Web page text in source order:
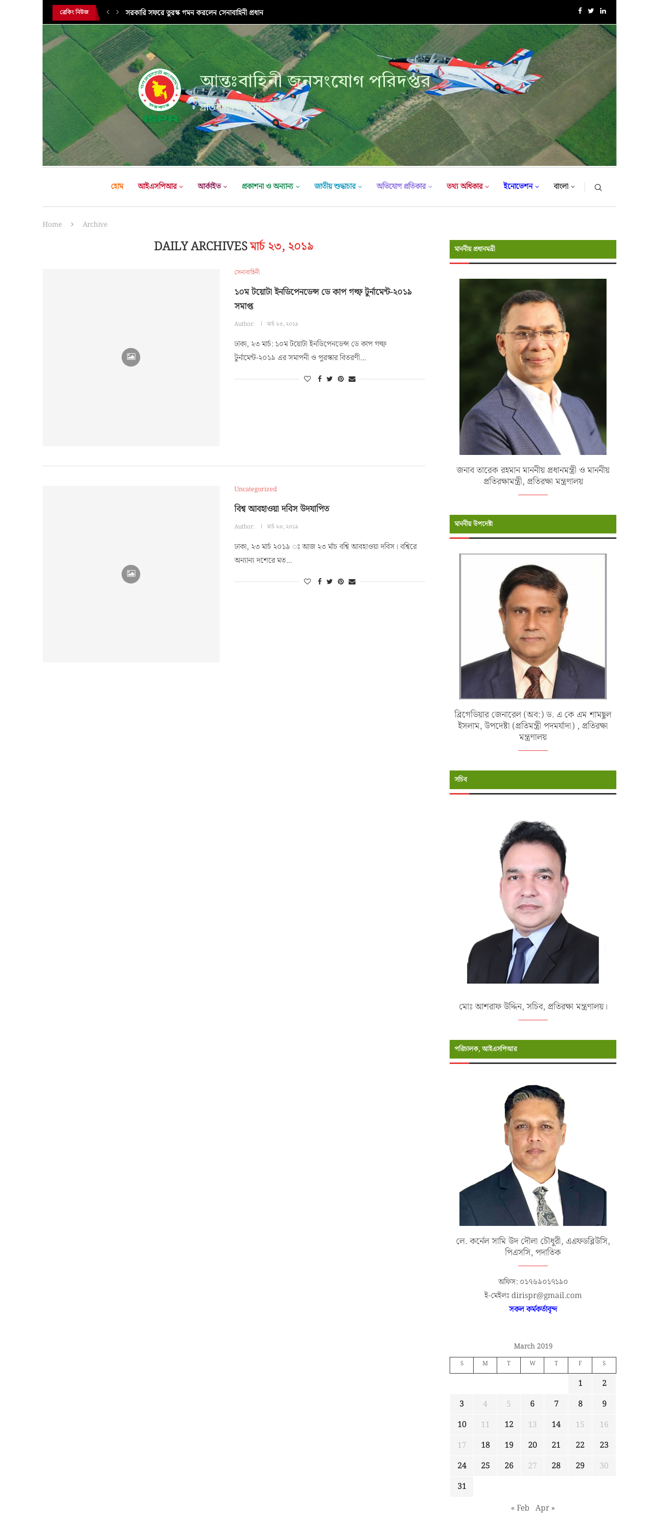
ব্রেকিং নিউজ সরকারি সফরে তুরস্ক গমন করলেন সেনাবাহিনী প্রধান এক্সারসাইজ টাইগার লাইটনিং-২০২৬ এর উদ্বোধনী অনুষ্ঠান
আন্তঃবাহিনী জনসংযোগ পরিদপ্তর
প্রতিরক্ষা মন্ত্রণালয়
হোম আইএসপিআর আর্কাইভ প্রকাশনা ও অন্যান্য জাতীয় শুদ্ধাচার অভিযোগ প্রতিকার তথ্য অধিকার ইনোভেশন বাংলা
Home Archive
DAILY ARCHIVESমার্চ ২৩, ২০১৯
সেনাবাহিনী
১০ম টয়োটা ইনডিপেনডেন্স ডে কাপ গল্ফ টুর্নামেন্ট-২০১৯
সমাপ্ত
Author: মার্চ ২৩, ২০১৯
ঢাকা, ২৩ মার্চ: ১০ম টয়োটা ইনডিপেনডেন্স ডে কাপ গল্ফ
টুর্নামেন্ট-২০১৯ এর সমাপনী ও পুরস্কার বিতরণী…
Uncategorized
বিশ্ব আবহাওয়া দবিস উদযাপিত
Author: মার্চ ২৩, ২০১৯
ঢাকা, ২৩ মার্চ ২০১৯ ঃ আজ ২৩ র্মাচ বশ্বি আবহাওয়া দবিস। বশ্বিরে
অন্যান্য দশেরে মত…
মাননীয় প্রধানমন্রী
জনাব তারেক রহমান মাননীয় প্রধানমন্ত্রী ও মাননীয়
প্রতিরক্ষামন্ত্রী, প্রতিরক্ষা মন্ত্রণালয়
মাননীয় উপদেষ্টা
ব্রিগেডিয়ার জেনারেল (অব:) ড. এ কে এম শামছুল
ইসলাম, উপদেষ্টা (প্রতিমন্ত্রী পদমর্যাদা) , প্রতিরক্ষা
মন্ত্রণালয়
সচিব
মোঃ আশরাফ উদ্দিন, সচিব, প্রতিরক্ষা মন্ত্রণালয়।
পরিচালক, আইএসপিআর
লে. কর্নেল সামি উদ দৌলা চৌধুরী, এএফডব্লিউসি,
পিএসসি, পদাতিক
অফিস: ০১৭৬৯০১৭১৯০
ই-মেইলঃ dirispr@gmail.com
সকল কর্মকর্তাবৃন্দ
March 2019
S M T W T F S
1
2
3
4 5 6 7 8
9
10
11 12 13 14 15
16
17
18 19 20 21 22
23
24
25 26 27 28 29
30
31
« Feb Apr »